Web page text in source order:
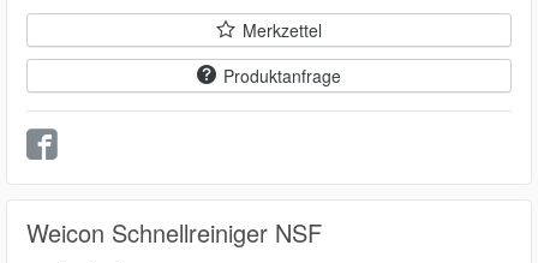
Merkzettel
Produktanfrage
Weicon Schnellreiniger NSF